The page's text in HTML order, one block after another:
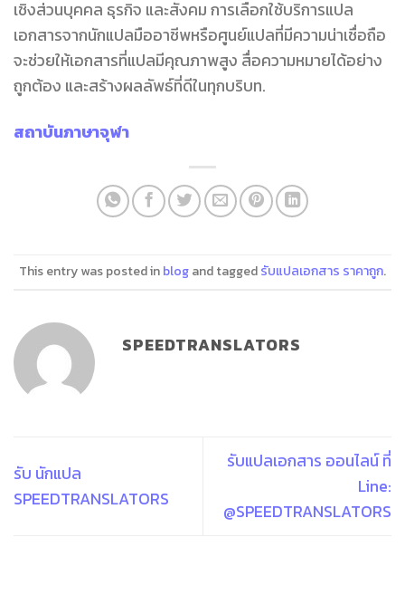
เชิงส่วนบุคคล ธุรกิจ และสังคม การเลือกใช้บริการแปล
เอกสารจากนักแปลมืออาชีพหรือศูนย์แปลที่มีความน่าเชื่อถือ
จะช่วยให้เอกสารที่แปลมีคุณภาพสูง สื่อความหมายได้อย่าง
ถูกต้อง และสร้างผลลัพธ์ที่ดีในทุกบริบท.
สถาบันภาษาจุฬา
This entry was posted inblogand taggedรับแปลเอกสาร ราคาถูก.
SPEEDTRANSLATORS
รับ นักแปล
SPEEDTRANSLATORS
รับแปลเอกสาร ออนไลน์ ที่
Line:
@SPEEDTRANSLATORS